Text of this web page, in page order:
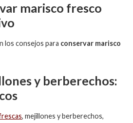
marisco fresco
los consejos para conservar marisco
y berberechos:
, mejillones y berberechos,